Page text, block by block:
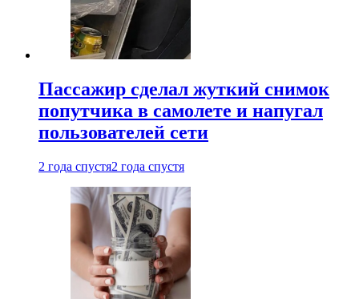
Пассажир сделал жуткий снимок
попутчика в самолете и напугал
пользователей сети
2 года спустя2 года спустя